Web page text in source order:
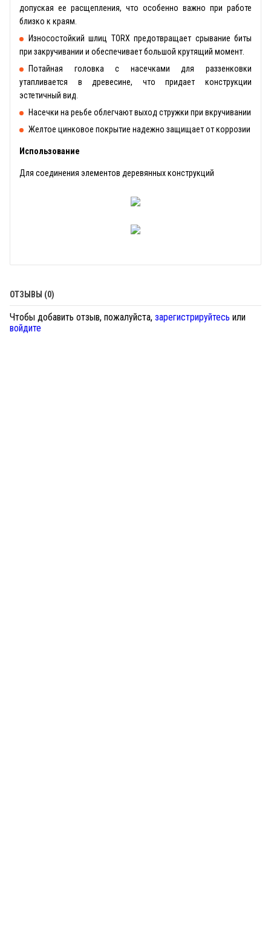
допуская ее расщепления, что особенно важно при работе
близко к краям.
Износостойкий шлиц TORX предотвращает срывание биты
при закручивании и обеспечивает большой крутящий момент.
Потайная головка с насечками для раззенковки
утапливается в древесине, что придает конструкции
эстетичный вид.
Насечки на реьбе облегчают выход стружки при вкручивании
Желтое цинковое покрытие надежно защищает от коррозии
Использование
Для соединения элементов деревянных конструкций
ОТЗЫВЫ (0)
Чтобы добавить отзыв, пожалуйста, зарегистрируйтесь или
войдите